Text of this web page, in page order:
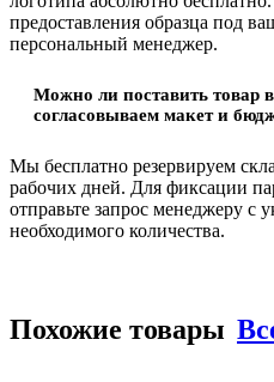
предоставления образца под
персональный менеджер.
Можно ли поставить товар
согласовываем макет и
Мы бесплатно резервируем
рабочих дней. Для фиксации
отправьте запрос менеджеру с
необходимого количества.
Похожие товары